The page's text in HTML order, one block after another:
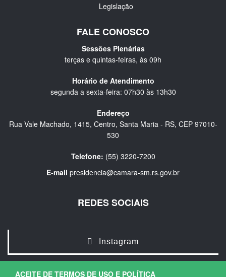
ACEITE DE TERMOS DE USO E POLÍTICA
Legislação
FALE CONOSCO
Sessões Plenárias
terças e quintas-feiras, às 09h
Horário de Atendimento
segunda a sexta-feira: 07h30 às 13h30
Endereço
Rua Vale Machado, 1415, Centro, Santa Maria - RS, CEP 97010-
530
Telefone: (55) 3220-7200
E-mail presidencia@camara-sm.rs.gov.br
REDES SOCIAIS
Instagram